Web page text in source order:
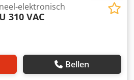
elektronisch
310 VAC
Bellen